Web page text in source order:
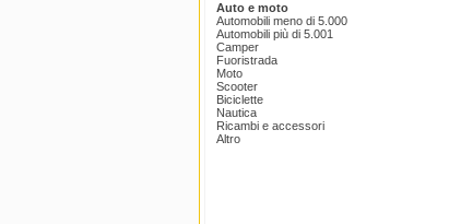
Auto e moto
Automobili meno di 5.000
Automobili più di 5.001
Camper
Fuoristrada
Moto
Scooter
Biciclette
Nautica
Ricambi e accessori
Altro